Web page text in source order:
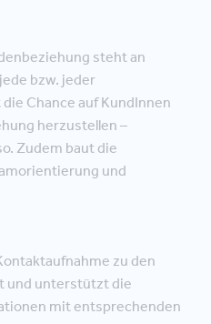
steht an
bzw. jeder
Chance auf KundInnen
herzustellen –
Zudem baut die
und
zu den
und unterstützt die
mit entsprechenden